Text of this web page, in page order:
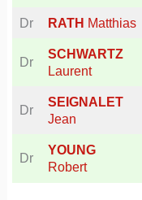
Dr RATH Matthias
Dr
SCHWARTZ
Laurent
Dr
SEIGNALET
Jean
Dr
YOUNG
Robert